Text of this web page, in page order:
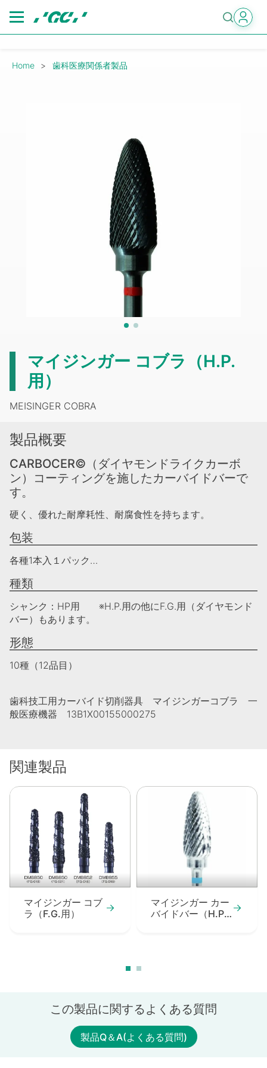
main
Breadcrumb
Home 歯科医療関係者製品
マイジンガー コブラ（H.P.
用）
MEISINGER COBRA
製品概要
CARBOCER©（ダイヤモンドライクカーボ
ン）コーティングを施したカーバイドバーで
す。
硬く、優れた耐摩耗性、耐腐食性を持ちます。
包装
各種1本入１パック…
種類
シャンク：HP用 ※H.P.用の他にF.G.用（ダイヤモンド
バー）もあります。
形態
10種（12品目）
歯科技工用カーバイド切削器具 マイジンガーコブラ 一
般医療機器 13B1X00155000275
関連製品
マイジンガー コブ
ラ（F.G.用）
マイジンガー カー
バイドバー（H.P.
この製品に関するよくある質問
製品Q＆A(よくある質問)